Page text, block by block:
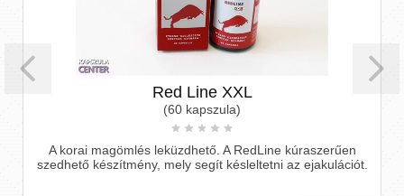
Red Line XXL
(60 kapszula)
A korai magömlés leküzdhető. A RedLine kúraszerűen
szedhető készítmény, mely segít késleltetni az ejakulációt.